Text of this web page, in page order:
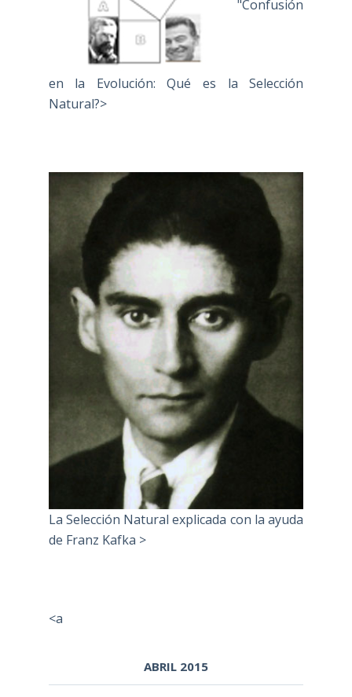
"Confusión
en la Evolución: Qué es la Selección
Natural?>
La Selección Natural explicada con la ayuda
de Franz Kafka >
<a
ABRIL 2015